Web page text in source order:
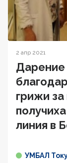
2 апр 2021
Дарение
грижи за
линия в
УМБАЛ